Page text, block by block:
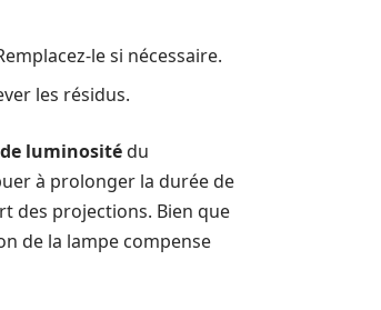
le si nécessaire.
les résidus.
luminositédu
à prolonger la durée de
des projections. Bien que
de la lampe compense